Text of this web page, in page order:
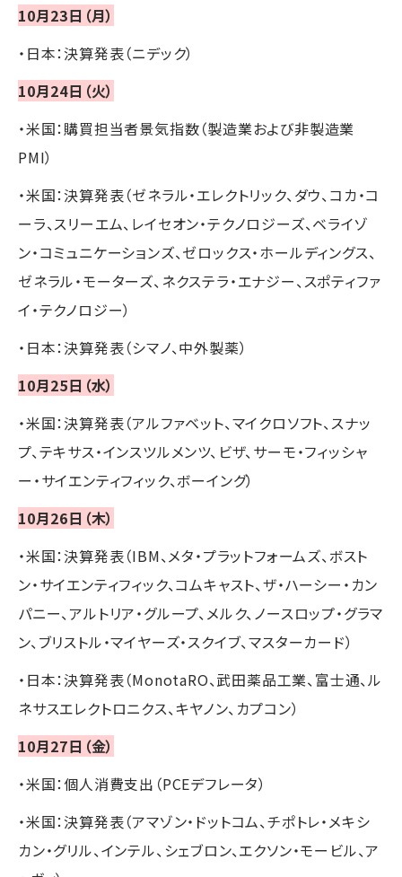
10月23日（月）
・日本：決算発表（ニデック）
10月24日（火）
・米国：購買担当者景気指数（製造業および非製造業
PMI）
・米国：決算発表（ゼネラル・エレクトリック、ダウ、コカ・コ
ーラ、スリーエム、レイセオン・テクノロジーズ、ベライゾ
ン・コミュニケーションズ、ゼロックス・ホールディングス、
ゼネラル・モーターズ、ネクステラ・エナジー、スポティファ
イ・テクノロジー）
・日本：決算発表（シマノ、中外製薬）
10月25日（水）
・米国：決算発表（アルファベット、マイクロソフト、スナッ
プ、テキサス・インスツルメンツ、ビザ、サーモ・フィッシャ
ー・サイエンティフィック、ボーイング）
10月26日（木）
・米国：決算発表（IBM、メタ・プラットフォームズ、ボスト
ン・サイエンティフィック、コムキャスト、ザ・ハーシー・カン
パニー、アルトリア・グループ、メルク、ノースロップ・グラマ
ン、ブリストル・マイヤーズ・スクイブ、マスターカード）
・日本：決算発表（MonotaRO、武田薬品工業、富士通、ル
ネサスエレクトロニクス、キヤノン、カプコン）
10月27日（金）
・米国：個人消費支出（PCEデフレータ）
・米国：決算発表（アマゾン・ドットコム、チポトレ・メキシ
カン・グリル、インテル、シェブロン、エクソン・モービル、ア